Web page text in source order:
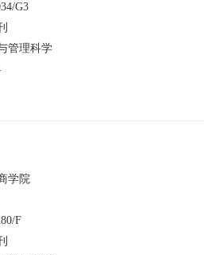
G3
管理科学
学院
F